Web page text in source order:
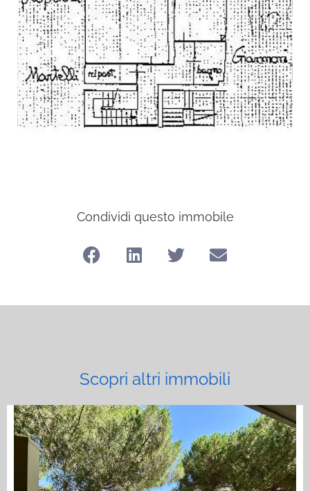
Condividi questo immobile
Scopri altri immobili